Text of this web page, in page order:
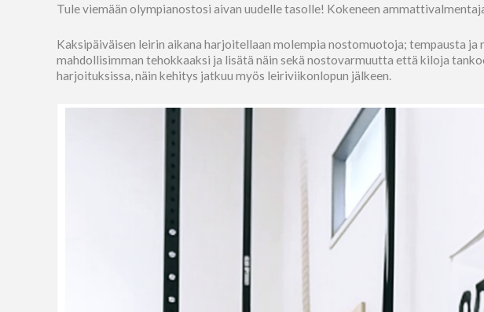
Tule viemään olympianostosi aivan uudelle tasolle! Kokeneen
Kaksipäiväisen leirin aikana harjoitellaan molempia nostomuotoja; tempausta
mahdollisimman tehokkaaksi ja lisätä näin sekä nostovarmuutta että kiloja
harjoituksissa, näin kehitys jatkuu myös leiriviikonlopun jälkeen.